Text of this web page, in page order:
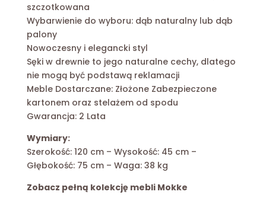
szczotkowana
Wybarwienie do wyboru: dąb naturalny lub dąb
palony
Nowoczesny i elegancki styl
Sęki w drewnie to jego naturalne cechy, dlatego
nie mogą być podstawą reklamacji
Meble Dostarczane: Złożone Zabezpieczone
kartonem oraz stelażem od spodu
Gwarancja: 2 Lata
Wymiary:
Szerokość: 120 cm – Wysokość: 45 cm –
Głębokość: 75 cm – Waga: 38 kg
Zobacz pełną kolekcję mebli Mokke